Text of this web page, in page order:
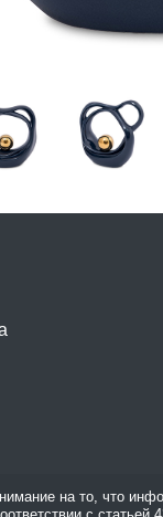
на то, что